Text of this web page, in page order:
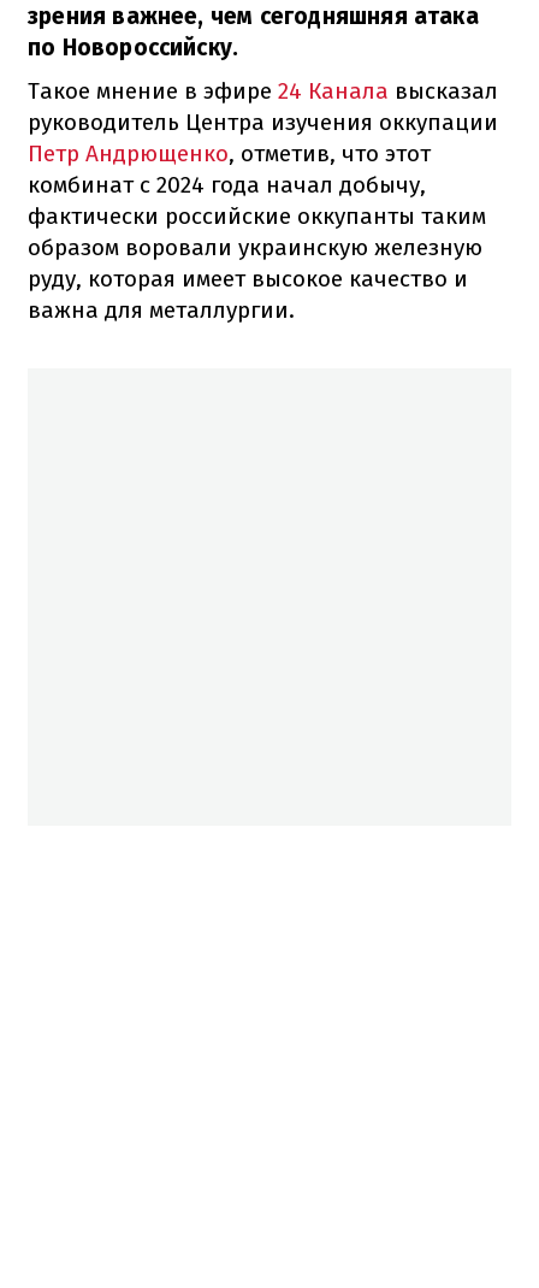
зрения важнее, чем сегодняшняя атака
по Новороссийску.
Такое мнение в эфире 24 Канала высказал
руководитель Центра изучения оккупации
Петр Андрющенко, отметив, что этот
комбинат с 2024 года начал добычу,
фактически российские оккупанты таким
образом воровали украинскую железную
руду, которая имеет высокое качество и
важна для металлургии.